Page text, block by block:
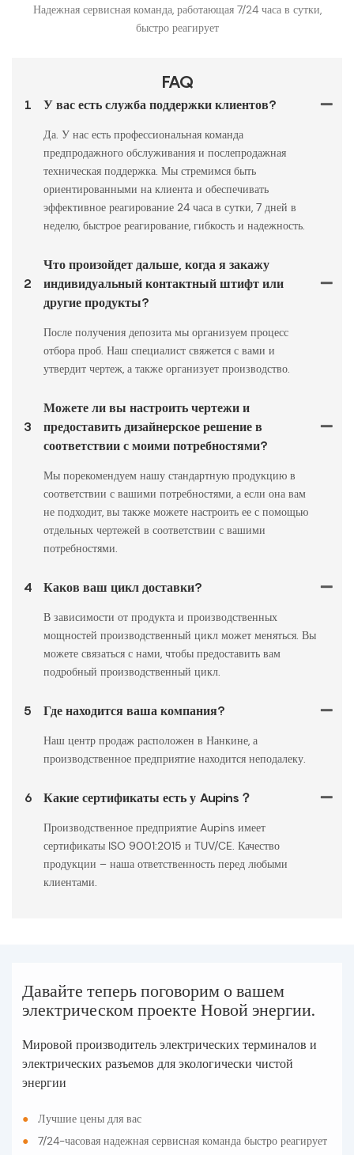
Надежная сервисная команда, работающая 7/24 часа в сутки,
быстро реагирует
FAQ
1 У вас есть служба поддержки клиентов?
Да. У нас есть профессиональная команда
предпродажного обслуживания и послепродажная
техническая поддержка. Мы стремимся быть
ориентированными на клиента и обеспечивать
эффективное реагирование 24 часа в сутки, 7 дней в
неделю, быстрое реагирование, гибкость и надежность.
2
Что произойдет дальше, когда я закажу
индивидуальный контактный штифт или
другие продукты?
После получения депозита мы организуем процесс
отбора проб. Наш специалист свяжется с вами и
утвердит чертеж, а также организует производство.
3
Можете ли вы настроить чертежи и
предоставить дизайнерское решение в
соответствии с моими потребностями?
Мы порекомендуем нашу стандартную продукцию в
соответствии с вашими потребностями, а если она вам
не подходит, вы также можете настроить ее с помощью
отдельных чертежей в соответствии с вашими
потребностями.
4 Каков ваш цикл доставки?
В зависимости от продукта и производственных
мощностей производственный цикл может меняться. Вы
можете связаться с нами, чтобы предоставить вам
подробный производственный цикл.
5 Где находится ваша компания?
Наш центр продаж расположен в Нанкине, а
производственное предприятие находится неподалеку.
6 Какие сертификаты есть у Aupins？
Производственное предприятие Aupins имеет
сертификаты ISO 9001:2015 и TUV/CE. Качество
продукции – наша ответственность перед любыми
клиентами.
Давайте теперь поговорим о вашем
электрическом проекте Новой энергии.
Мировой производитель электрических терминалов и
электрических разъемов для экологически чистой
энергии
●
Лучшие цены для вас
●
7/24-часовая надежная сервисная команда быстро реагирует